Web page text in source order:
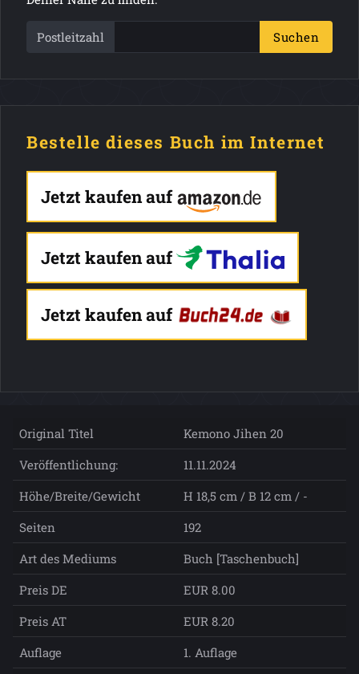
Postleitzahl Suchen
Bestelle dieses Buch im Internet
Jetzt kaufen auf
Jetzt kaufen auf
Jetzt kaufen auf
Original Titel
Kemono Jihen 20
Veröffentlichung:
11.11.2024
Höhe/Breite/Gewicht
H 18,5 cm / B 12 cm / -
Seiten
192
Art des Mediums
Buch [Taschenbuch]
Preis DE
EUR 8.00
Preis AT
EUR 8.20
Auflage
1. Auflage